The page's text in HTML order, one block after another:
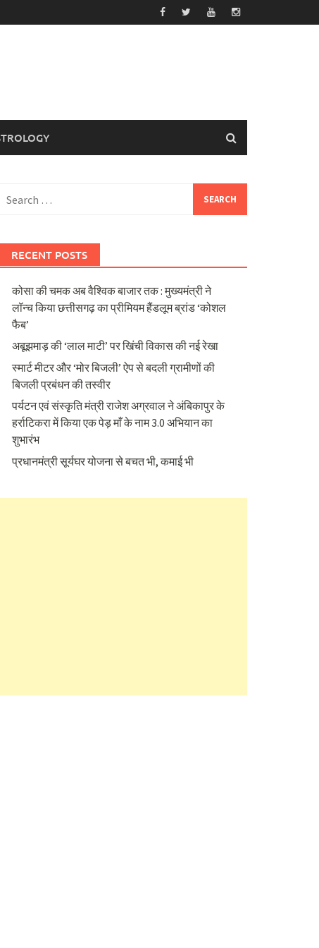
for:
RECENT POSTS
कोसा की चमक अब वैश्विक बाजार तक : मुख्यमंत्री ने
लॉन्च किया छत्तीसगढ़ का प्रीमियम हैंडलूम ब्रांड ‘कोशल
फैब’
अबूझमाड़ की ‘लाल माटी’ पर खिंची विकास की नई रेखा
स्मार्ट मीटर और ‘मोर बिजली’ ऐप से बदली ग्रामीणों की
बिजली प्रबंधन की तस्वीर
पर्यटन एवं संस्कृति मंत्री राजेश अग्रवाल ने अंबिकापुर के
हर्राटिकरा में किया एक पेड़ माँ के नाम 3.0 अभियान का
शुभारंभ
प्रधानमंत्री सूर्यघर योजना से बचत भी, कमाई भी